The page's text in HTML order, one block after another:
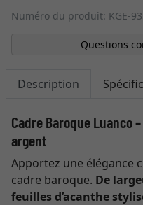
Numéro du produit: KGE-
Questions
Description
Cadre Baroque Luanco
argent
Apportez une élégance
cadre baroque. De
feuilles d’acanthe